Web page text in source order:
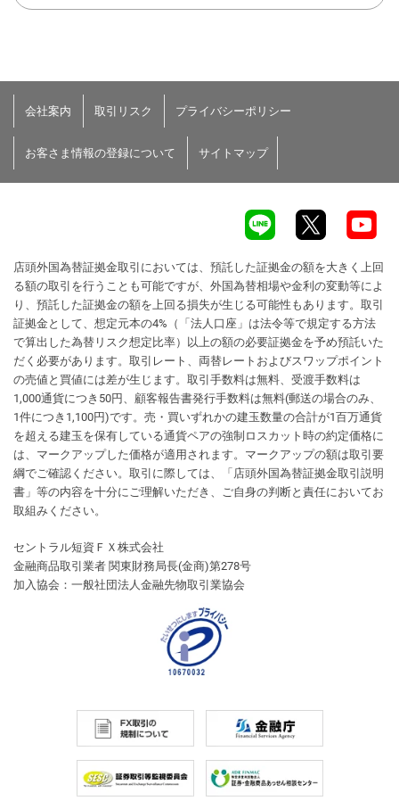
会社案内 取引リスク プライバシーポリシー
お客さま情報の登録について サイトマップ
店頭外国為替証拠金取引においては、預託した証拠金の額を大きく上回
る額の取引を行うことも可能ですが、外国為替相場や金利の変動等によ
り、預託した証拠金の額を上回る損失が生じる可能性もあります。取引
証拠金として、想定元本の4%（「法人口座」は法令等で規定する方法
で算出した為替リスク想定比率）以上の額の必要証拠金を予め預託いた
だく必要があります。取引レート、両替レートおよびスワップポイント
の売値と買値には差が生じます。取引手数料は無料、受渡手数料は
1,000通貨につき50円、顧客報告書発行手数料は無料(郵送の場合のみ、
1件につき1,100円)です。売・買いずれかの建玉数量の合計が1百万通貨
を超える建玉を保有している通貨ペアの強制ロスカット時の約定価格に
は、マークアップした価格が適用されます。マークアップの額は取引要
綱でご確認ください。取引に際しては、「店頭外国為替証拠金取引説明
書」等の内容を十分にご理解いただき、ご自身の判断と責任においてお
取組みください。
セントラル短資ＦＸ株式会社
金融商品取引業者 関東財務局長(金商)第278号
加入協会：一般社団法人金融先物取引業協会